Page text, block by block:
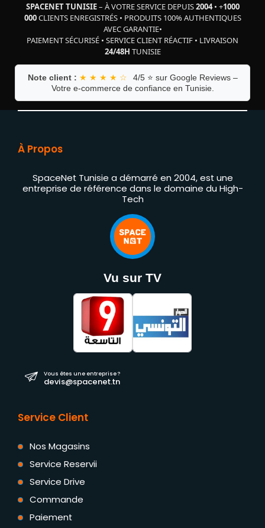
SPACENET TUNISIE– À VOTRE SERVICE DEPUIS2004• +1000
000CLIENTS ENREGISTRÉS• PRODUITS 100% AUTHENTIQUES
AVEC GARANTIE•
PAIEMENT SÉCURISÉ • SERVICE CLIENT RÉACTIF • LIVRAISON
24/48H TUNISIE
Note client : ★ ★ ★ ★ ☆
4/5 ⭐ sur Google Reviews –
Votre e-commerce de confiance en Tunisie.
À Propos
SpaceNet Tunisie a démarré en 2004, est une
entreprise de référence dans le domaine du High-
Tech
Vu sur TV
Vous êtes une entreprise ?
devis@spacenet.tn
Service Client
Nos Magasins
Service Reservii
Service Drive
Commande
Paiement